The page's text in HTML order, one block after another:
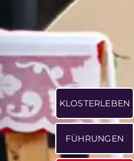
KLOSTERLEBEN
FÜHRUNGEN